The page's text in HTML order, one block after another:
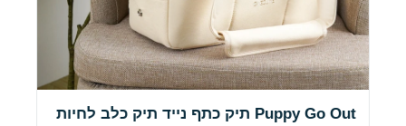
Puppy Go Out תיק כתף נייד תיק כלב לחיות